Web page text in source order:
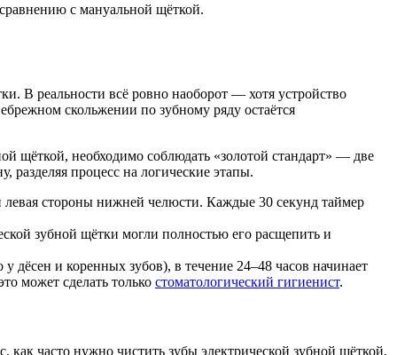
с мануальной щёткой.
В реальности всё ровно наоборот — хотя устройство
скольжении по зубному ряду остаётся
щёткой, необходимо соблюдать «золотой стандарт» — две
процесс на логические этапы.
левая стороны нижней челюсти. Каждые 30 секунд таймер
зубной щётки могли полностью его расщепить и
дёсен и коренных зубов), в течение 24–48 часов начинает
может сделать только стоматологический гигиенист.
как часто нужно чистить зубы электрической зубной щёткой,